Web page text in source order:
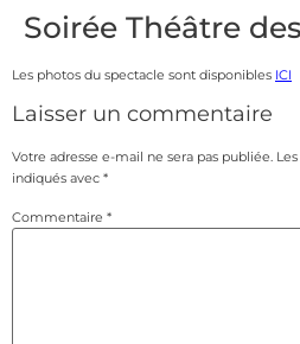
Soirée Théâtre
Les photos du spectacle sont disponibles ICI
Laisser un commentaire
Votre adresse e-mail ne sera pas publiée.
indiqués avec *
Commentaire *